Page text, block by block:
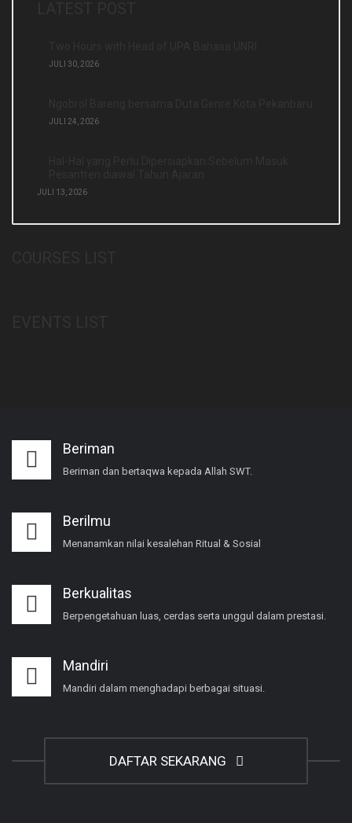
JULI 30, 2026
JULI 24, 2026
JULI 13, 2026
Beriman
Beriman dan bertaqwa kepada Allah SWT.
Berilmu
Menanamkan nilai kesalehan Ritual & Sosial
Berkualitas
Berpengetahuan luas, cerdas serta unggul dalam prestasi.
Mandiri
Mandiri dalam menghadapi berbagai situasi.
DAFTAR SEKARANG